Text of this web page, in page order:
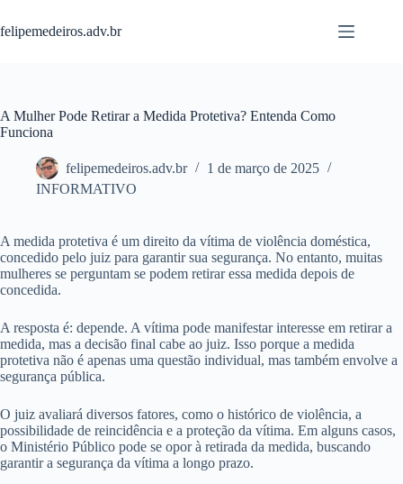
para
o
felipemedeiros.adv.br
A Mulher Pode Retirar a Medida Protetiva? Entenda Como
Funciona
felipemedeiros.adv.br
1 de março de 2025
INFORMATIVO
A medida protetiva é um direito da vítima de violência doméstica,
concedido pelo juiz para garantir sua segurança. No entanto, muitas
mulheres se perguntam se podem retirar essa medida depois de
concedida.
A resposta é: depende. A vítima pode manifestar interesse em retirar a
medida, mas a decisão final cabe ao juiz. Isso porque a medida
protetiva não é apenas uma questão individual, mas também envolve a
segurança pública.
O juiz avaliará diversos fatores, como o histórico de violência, a
possibilidade de reincidência e a proteção da vítima. Em alguns casos,
o Ministério Público pode se opor à retirada da medida, buscando
garantir a segurança da vítima a longo prazo.